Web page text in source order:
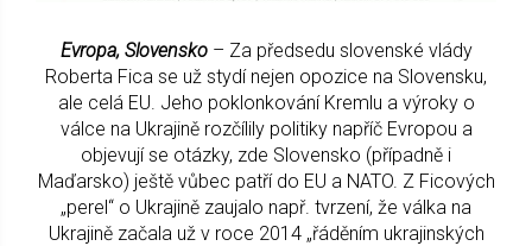
Evropa, Slovensko – Za předsedu slovenské vlády
Roberta Fica se už stydí nejen opozice na Slovensku,
ale celá EU. Jeho poklonkování Kremlu a výroky o
válce na Ukrajině rozčílily politiky napříč Evropou a
objevují se otázky, zde Slovensko (případně i
Maďarsko) ještě vůbec patří do EU a NATO. Z Ficových
„perel“ o Ukrajině zaujalo např. tvrzení, že válka na
Ukrajině začala už v roce 2014 „řáděním ukrajinských